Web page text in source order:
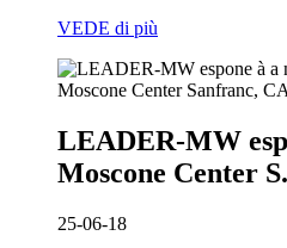
VEDE di più
LEADER-MW
Moscone Center
25-06-18